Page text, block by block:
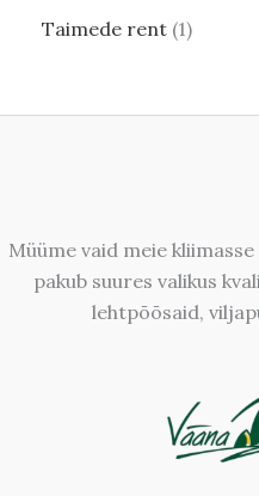
Taimede rent 1
Müüme vaid meie
pakub suures valikus
lehtpõõsaid,